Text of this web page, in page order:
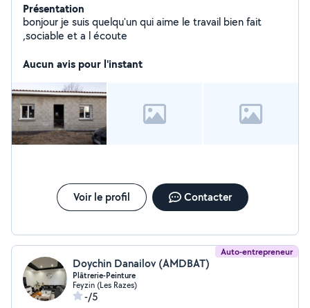
Présentation
bonjour je suis quelqu'un qui aime le travail bien fait
,sociable et a l écoute
Aucun avis pour l'instant
Voir le profil Contacter
Auto-entrepreneur
Doychin Danailov (AMDBAT)
Plâtrerie-Peinture
Feyzin (Les Razes)
-/5